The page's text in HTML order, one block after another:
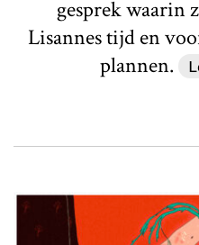
gesprek waarin
Lisannes tijd en
plannen.